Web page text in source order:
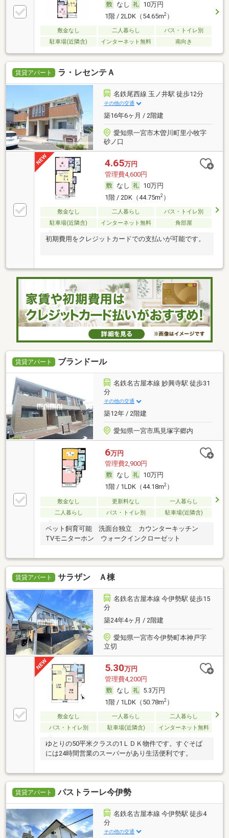
なし
10万円
1階 / 2LDK（54.65m2）
敷金なし 二人暮らし
バス・トイレ別
駐車場(近隣含)
インターネット無料 南向き
賃貸アパート ラ・レセンテＡ
名鉄尾西線 玉ノ井駅 徒歩12分
その他の交通
築16年6ヶ月 / 2階建
愛知県一宮市木曽川町里小牧字
砂ノ口
4.65万円
管理費4,600円
なし
10万円
1階 / 2DK（44.75m2）
敷金なし 二人暮らし
バス・トイレ別
駐車場(近隣含)
インターネット無料 角部屋
初期費用をクレジットカードでの支払いが可能です。
賃貸アパート ブランドール
名鉄名古屋本線 妙興寺駅 徒歩31
分
その他の交通
築12年 / 2階建
愛知県一宮市馬見塚字郷内
6万円
管理費2,900円
なし
10万円
1階 / 1LDK（44.18m2）
敷金なし 更新料なし
一人暮らし
二人暮らし
バス・トイレ別 駐車場(近隣含)
ペット飼育可能 洗面台独立 カウンターキッチン
TVモニターホン ウォークインクローゼット
賃貸アパート サラザン Ａ棟
名鉄名古屋本線 今伊勢駅 徒歩15
分
築24年4ヶ月 / 2階建
愛知県一宮市今伊勢町本神戸字
立切
5.30万円
管理費4,200円
なし
5.3万円
1階 / 1LDK（50.78m2）
敷金なし 一人暮らし
二人暮らし
バス・トイレ別
駐車場(近隣含) インターネット無料
ゆとりの50平米クラスの1ＬＤＫ物件です。すぐそば
には24時間営業のスーパーがあり生活便利です。
賃貸アパート パストラーレ今伊勢
名鉄名古屋本線 今伊勢駅 徒歩4
分
その他の交通